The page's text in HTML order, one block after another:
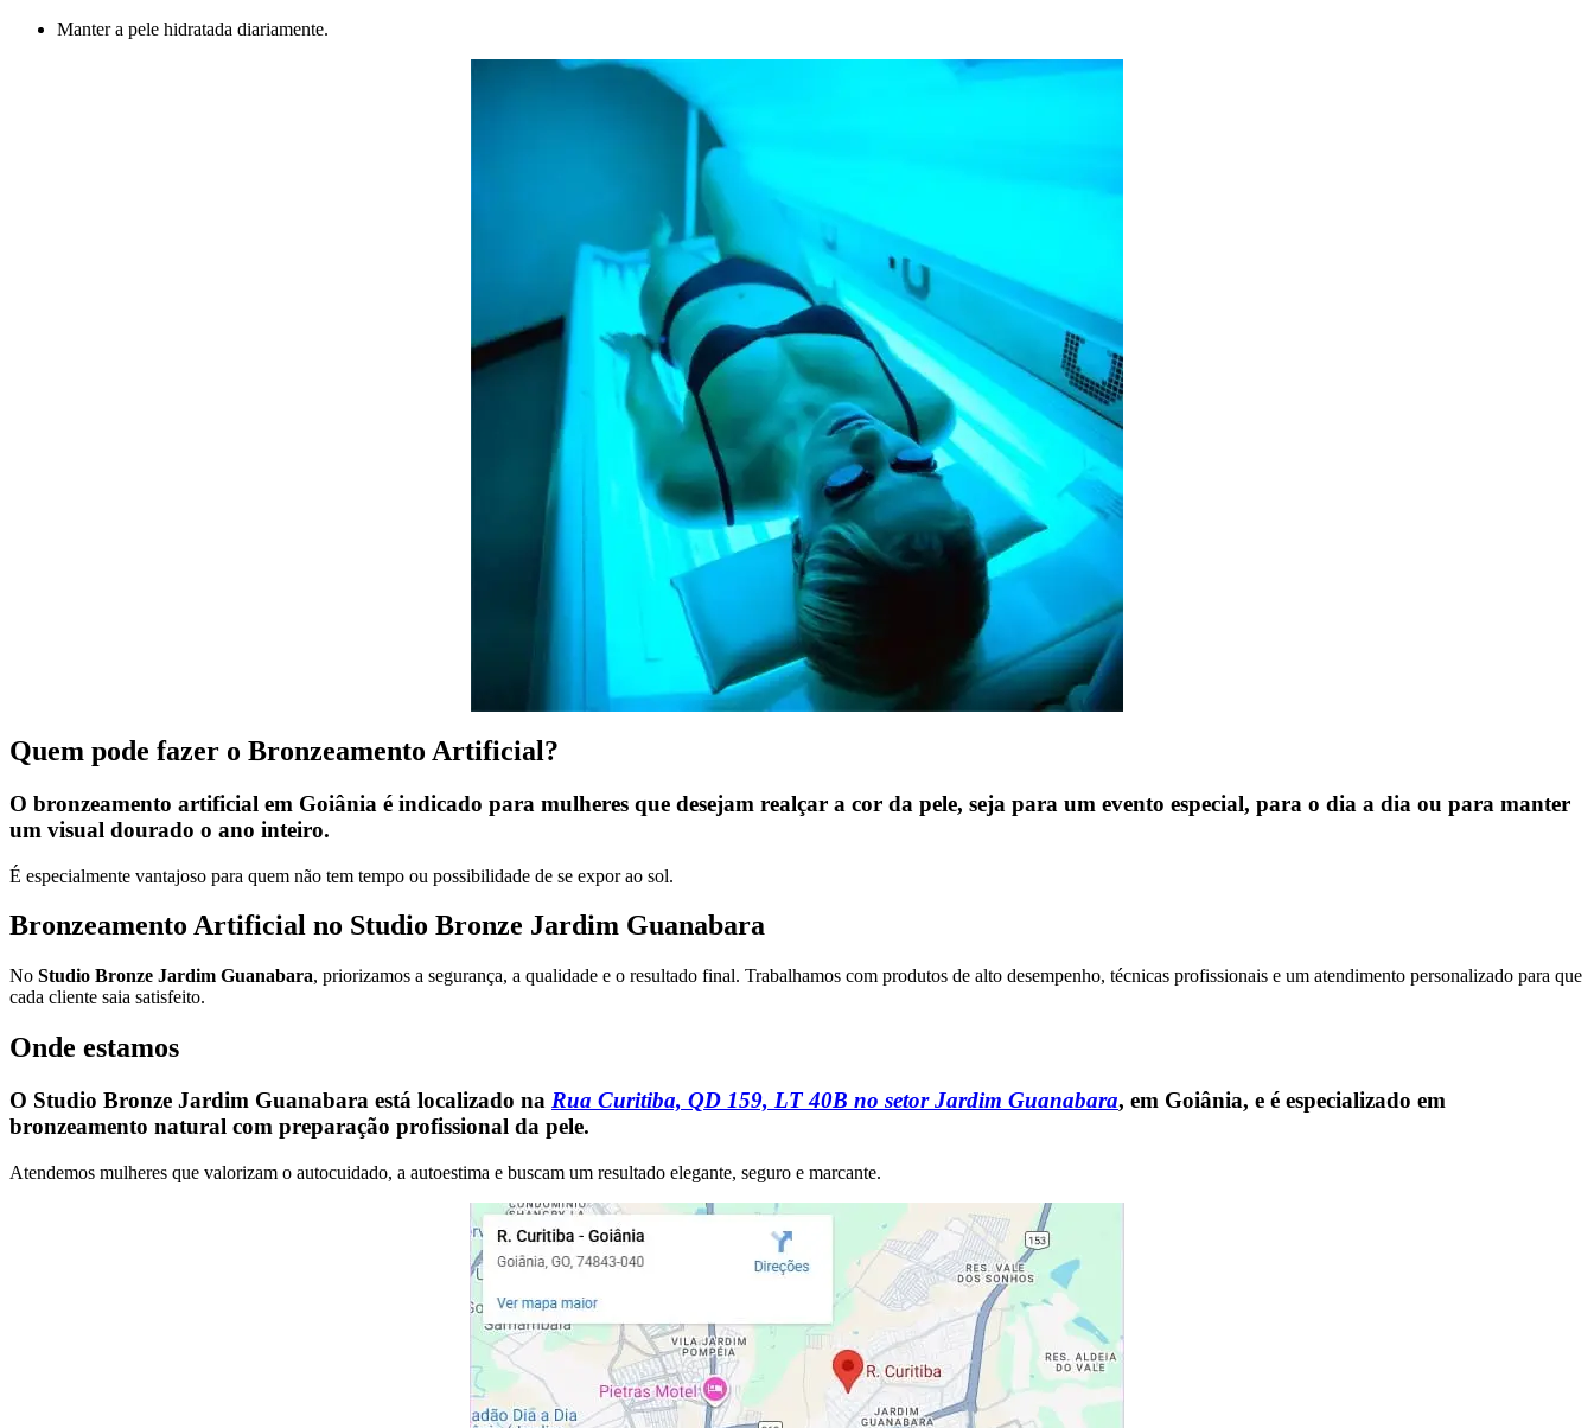
Manter a pele hidratada diariamente.
Quem pode fazer o Bronzeamento Artificial?
O bronzeamento artificial em Goiânia é indicado para mulheres que desejam realçar a cor da pele, seja para um evento especial, para o dia a dia ou para manter
um visual dourado o ano inteiro.
É especialmente vantajoso para quem não tem tempo ou possibilidade de se expor ao sol.
Bronzeamento Artificial no Studio Bronze Jardim Guanabara
No Studio Bronze Jardim Guanabara, priorizamos a segurança, a qualidade e o resultado final. Trabalhamos com produtos de alto desempenho, técnicas profissionais e um atendimento personalizado para que
cada cliente saia satisfeito.
Onde estamos
O Studio Bronze Jardim Guanabara está localizado na Rua Curitiba, QD 159, LT 40B no setor Jardim Guanabara, em Goiânia, e é especializado em
bronzeamento natural com preparação profissional da pele.
Atendemos mulheres que valorizam o autocuidado, a autoestima e buscam um resultado elegante, seguro e marcante.